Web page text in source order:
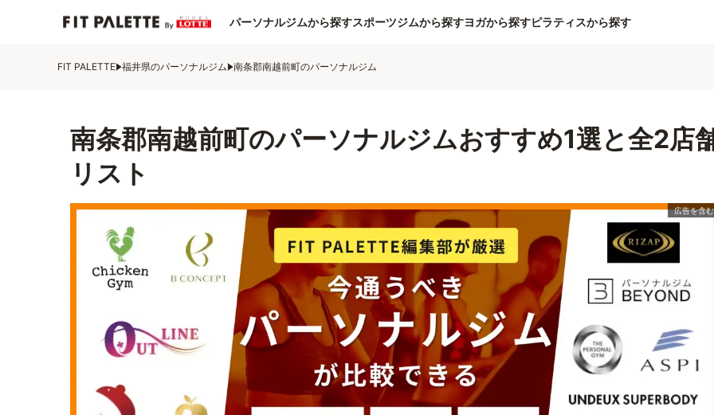
パーソナルジムから探すスポーツジムから探すヨガから探すピラティスから探す
FIT PALETTE 福井県のパーソナルジム 南条郡南越前町のパーソナルジム
南条郡南越前町のパーソナルジムおすすめ1選と全2店
リスト